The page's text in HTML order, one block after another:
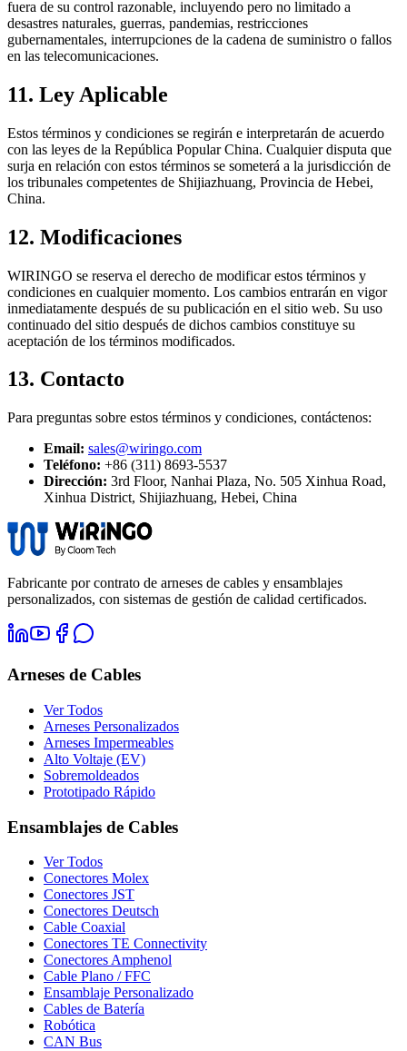
fuera de su control razonable, incluyendo pero no limitado a
desastres naturales, guerras, pandemias, restricciones
gubernamentales, interrupciones de la cadena de suministro o fallos
en las telecomunicaciones.
11. Ley Aplicable
Estos términos y condiciones se regirán e interpretarán de acuerdo
con las leyes de la República Popular China. Cualquier disputa que
surja en relación con estos términos se someterá a la jurisdicción de
los tribunales competentes de Shijiazhuang, Provincia de Hebei,
China.
12. Modificaciones
WIRINGO se reserva el derecho de modificar estos términos y
condiciones en cualquier momento. Los cambios entrarán en vigor
inmediatamente después de su publicación en el sitio web. Su uso
continuado del sitio después de dichos cambios constituye su
aceptación de los términos modificados.
13. Contacto
Para preguntas sobre estos términos y condiciones, contáctenos:
Email: sales@wiringo.com
Teléfono: +86 (311) 8693-5537
Dirección: 3rd Floor, Nanhai Plaza, No. 505 Xinhua Road,
Xinhua District, Shijiazhuang, Hebei, China
Fabricante por contrato de arneses de cables y ensamblajes
personalizados, con sistemas de gestión de calidad certificados.
Arneses de Cables
Ver Todos
Arneses Personalizados
Arneses Impermeables
Alto Voltaje (EV)
Sobremoldeados
Prototipado Rápido
Ensamblajes de Cables
Ver Todos
Conectores Molex
Conectores JST
Conectores Deutsch
Cable Coaxial
Conectores TE Connectivity
Conectores Amphenol
Cable Plano / FFC
Ensamblaje Personalizado
Cables de Batería
Robótica
CAN Bus